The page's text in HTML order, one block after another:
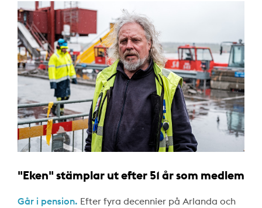
"Eken" stämplar ut efter 51 år som medlem
Går i pension. Efter fyra decennier på Arlanda och